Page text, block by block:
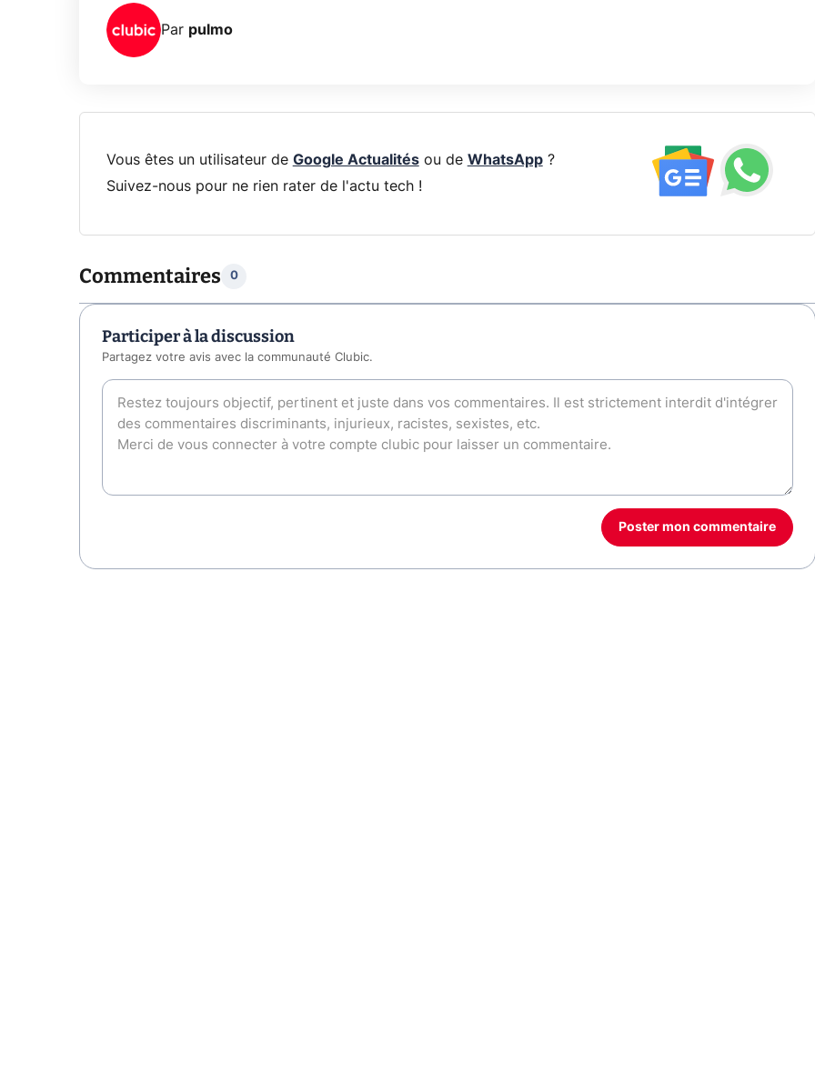
Par pulmo
Vous êtes un utilisateur de Google Actualitésou de WhatsApp?
Suivez-nous pour ne rien rater de l'actu tech !
Commentaires 0
Participer à la discussion
Partagez votre avis avec la communauté Clubic.
Poster mon commentaire